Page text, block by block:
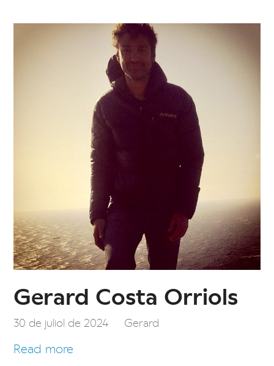
Gerard Costa Orriols
30 de juliol de 2024 Gerard
Read more